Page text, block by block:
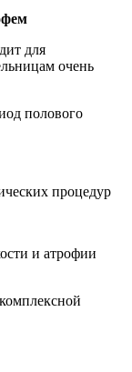
для
очень
полового
процедур
и атрофии